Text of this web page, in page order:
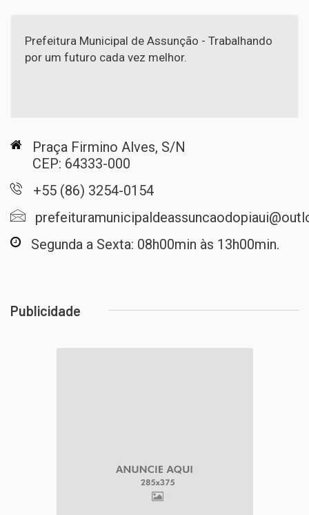
Prefeitura Municipal de Assunção - Trabalhando
por um futuro cada vez melhor.
Praça Firmino Alves, S/N
CEP: 64333-000
+55 (86) 3254-0154
Segunda a Sexta: 08h00min às 13h00min.
Publicidade